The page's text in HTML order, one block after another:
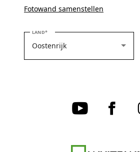
Fotowand samenstellen
LANDSELECTEER UW LAND